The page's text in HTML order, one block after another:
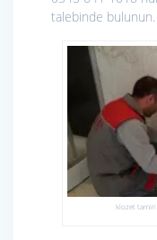
talebinde bulunun.
klozet tamiri